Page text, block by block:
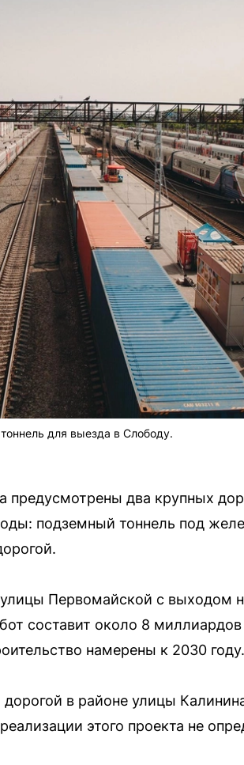
для выезда в Слободу.
предусмотрены два крупных
подземный тоннель под
Первомайской с выходом
составит около 8
намерены к 2030 году.
в районе улицы
этого проекта не